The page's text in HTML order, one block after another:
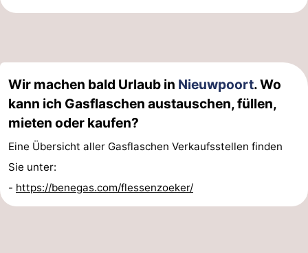
-
Schwimmbader
Radfahren
-
Wandern
-
Reiten
-
Wir machen bald Urlaub in Nieuwpoort. Wo
kann ich Gasflaschen austauschen, füllen,
mieten oder kaufen?
Eine Übersicht aller Gasflaschen Verkaufsstellen finden
Sie unter:
- https://benegas.com/flessenzoeker/